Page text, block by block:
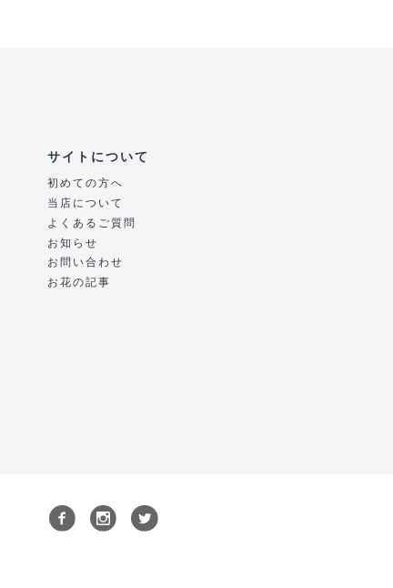
サイトについて
初めての方へ
当店について
よくあるご質問
お知らせ
お問い合わせ
お花の記事